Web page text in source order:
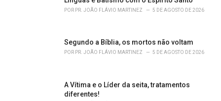
POR PR. JOÃO FLÁVIO MARTINEZ 5 DE AGOSTO DE 2026
Segundo a Bíblia, os mortos não voltam
POR PR. JOÃO FLÁVIO MARTINEZ 5 DE AGOSTO DE 2026
A Vítima e o Líder da seita, tratamentos
diferentes!